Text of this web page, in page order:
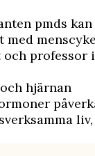
pmds
hjärnan